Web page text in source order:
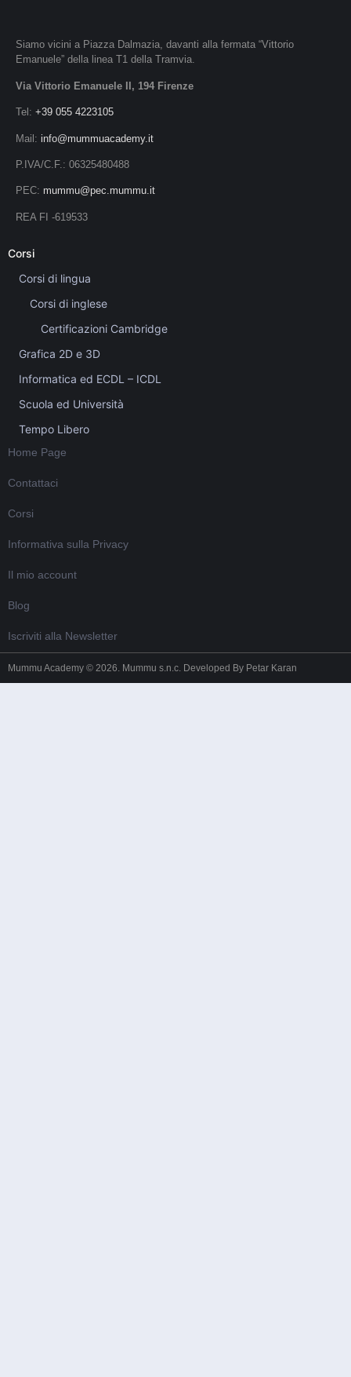
Siamo vicini a Piazza Dalmazia, davanti alla fermata “Vittorio
Emanuele” della linea T1 della Tramvia.
Via Vittorio Emanuele II, 194 Firenze
Tel: +39 055 4223105
Mail: info@mummuacademy.it
P.IVA/C.F.: 06325480488
PEC: mummu@pec.mummu.it
REA FI -619533
Corsi
Corsi di lingua
Corsi di inglese
Certificazioni Cambridge
Grafica 2D e 3D
Informatica ed ECDL – ICDL
Scuola ed Università
Tempo Libero
Home Page
Contattaci
Corsi
Informativa sulla Privacy
Il mio account
Blog
Iscriviti alla Newsletter
Mummu Academy © 2026. Mummu s.n.c. Developed By Petar Karan